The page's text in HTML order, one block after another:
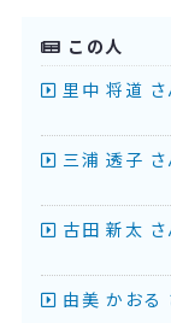
この人
里中 将道 さ
三浦 透子 さ
古田 新太 さ
由美 かおる